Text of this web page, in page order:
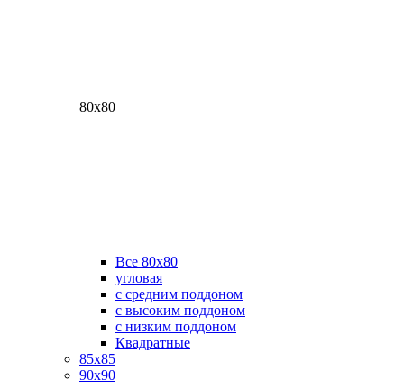
80х80
Все 80х80
угловая
с средним поддоном
с высоким поддоном
с низким поддоном
Квадратные
85х85
90х90